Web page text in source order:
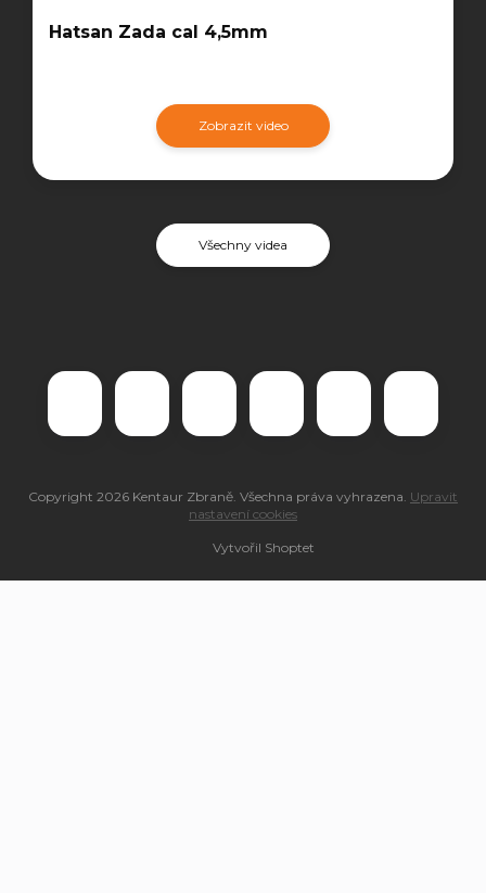
Hatsan Zada cal 4,5mm
Zobrazit video
Všechny videa
Vytvořil Shoptet
Copyright 2026 Kentaur Zbraně . Všechna práva vyhrazena. Upravit
nastavení cookies